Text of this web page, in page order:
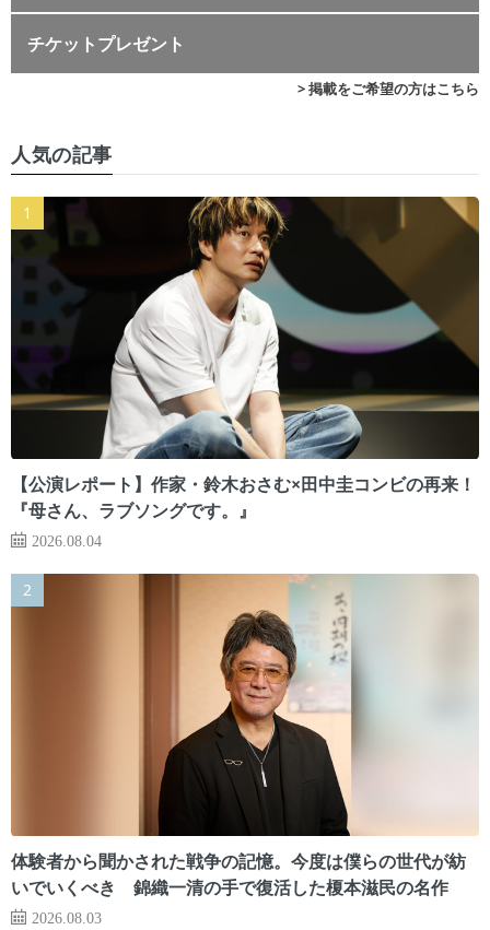
チケットプレゼント
> 掲載をご希望の方はこちら
人気の記事
【公演レポート】作家・鈴木おさむ×田中圭コンビの再来！
『母さん、ラブソングです。』
2026.08.04
体験者から聞かされた戦争の記憶。今度は僕らの世代が紡
いでいくべき 錦織一清の手で復活した榎本滋民の名作
2026.08.03